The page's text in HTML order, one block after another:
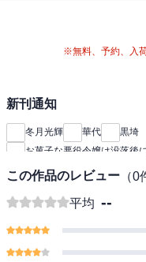
※無料、予約、入
新刊通知
冬月光輝 華代
黒埼
お菓子な悪役令嬢は没落後
この作品のレビュー （0
平均 --